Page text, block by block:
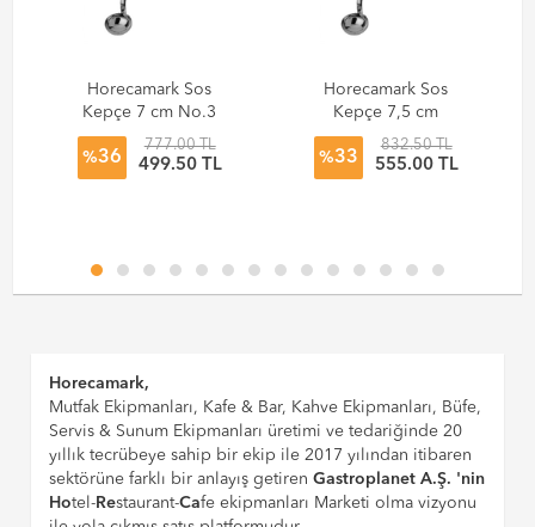
Horecamark Sos
Kepçe 7 cm No.3
%36
777.00 TL
499.50 TL
Horecamark Sos
Kepçe 7,5 cm
No.4
%33
832.50 TL
555.00 TL
Horecamark,
Mutfak Ekipmanları, Kafe & Bar, Kahve Ekipmanları, Büfe,
Servis & Sunum Ekipmanları üretimi ve tedariğinde 20
yıllık tecrübeye sahip bir ekip ile 2017 yılından itibaren
sektörüne farklı bir anlayış getirenGastroplanet A.Ş. 'nin
Hotel-Restaurant-Cafe ekipmanları Marketi olma vizyonu